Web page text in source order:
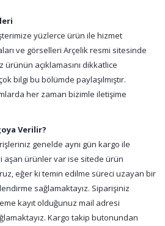
yüzlerce ürün ile hizmet
ve görselleri Arçelik resmi sitesinde
açıklamasını dikkatlice
bilgi bu bölümde paylaşılmıştır.
her zaman bizimle iletişime
Verilir?
genelde aynı gün kargo ile
aşan ürünler var ise sitede ürün
eğer ki temin edilme süreci uzayan bir
sağlamaktayız. Siparişiniz
kayıt olduğunuz mail adresi
Kargo takip butonundan